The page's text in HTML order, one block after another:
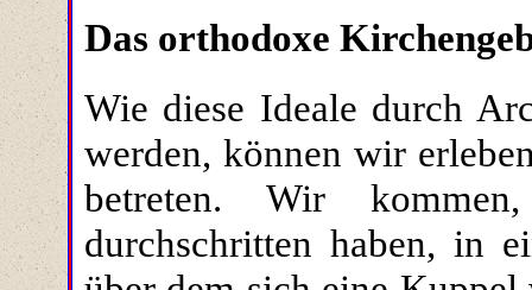
Das orthodoxe
Wie diese Ideale durch
werden, können wir
betreten. Wir
durchschritten haben, in